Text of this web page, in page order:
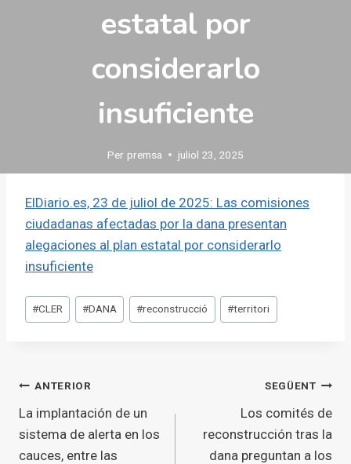
estatal por
considerarlo
insuficiente
Per premsa juliol 23, 2025
ElDiario.es, 23 de juliol de 2025: Las comisiones
ciudadanas afectadas por la dana presentan
alegaciones al plan estatal por considerarlo
insuficiente
Etiquetes
d'entrada
#CLER #DANA #reconstrucció #territori
Navegació
d'entrades
ANTERIOR
La implantación de un
sistema de alerta en los
cauces, entre las
SEGÜENT
Los comités de
reconstrucción tras la
dana preguntan a los